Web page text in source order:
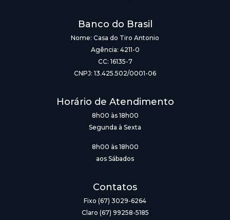
Banco do Brasil
Nome: Casa do Tiro Antonio
Agência: 4211-0
CC: 16135-7
CNPJ: 13.425.502/0001-06
Horário de Atendimento
8h00 às 18h00
Segunda à Sexta
8h00 às 18h00
aos Sábados
Contatos
Fixo (67) 3029-6264
Claro (67) 99258-5185